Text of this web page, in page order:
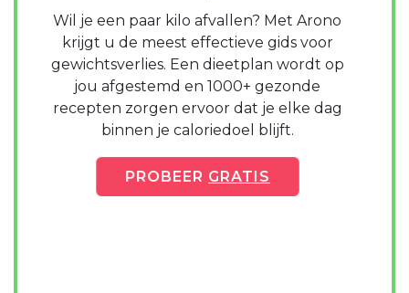
Wil je een paar kilo afvallen? Met Arono
krijgt u de meest effectieve gids voor
gewichtsverlies. Een dieetplan wordt op
jou afgestemd en 1000+ gezonde
recepten zorgen ervoor dat je elke dag
binnen je caloriedoel blijft.
PROBEER GRATIS